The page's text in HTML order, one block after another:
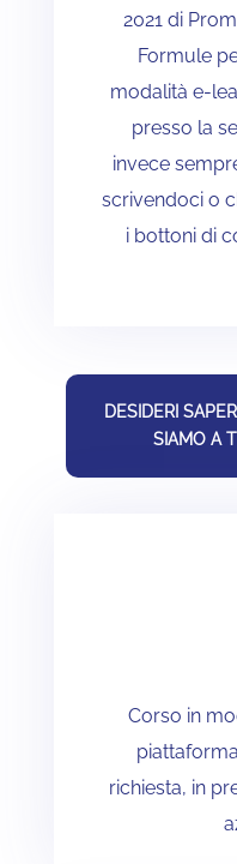
2021 di
Formule
modalità e-
presso la
invece
scrivendoci o
i bottoni di
DESIDERI
SIAMO A
Corso in
richiesta, in